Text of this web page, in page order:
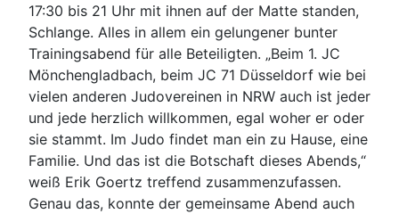
17:30 bis 21 Uhr mit ihnen auf der Matte standen,
Schlange. Alles in allem ein gelungener bunter
Trainingsabend für alle Beteiligten. „Beim 1. JC
Mönchengladbach, beim JC 71 Düsseldorf wie bei
vielen anderen Judovereinen in NRW auch ist jeder
und jede herzlich willkommen, egal woher er oder
sie stammt. Im Judo findet man ein zu Hause, eine
Familie. Und das ist die Botschaft dieses Abends,“
weiß Erik Goertz treffend zusammenzufassen.
Genau das, konnte der gemeinsame Abend auch